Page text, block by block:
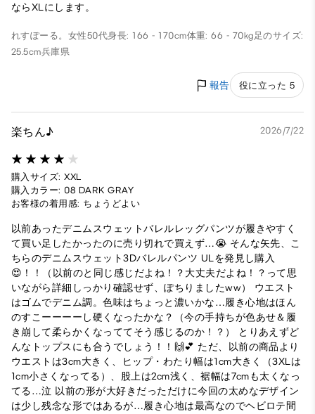
ならXLにします。
れすぽーる。 女性50代身長: 166 - 170cm体重: 66 - 70kg足のサイズ:
25.5cm兵庫県
報告 役に立った 5
楽ちん♪ 2026/7/22
購入サイズ: XXL
購入カラー: 08 DARK GRAY
お客様の着用感: ちょうどよい
以前あったデニムスウェットバレルレッグパンツが履きやすく
て買い足したかったのに売り切れで買えず…😭 そんな矢先、こ
ちらのデニムスウェット3Dバレルパンツ ULを発見し購入
😍！！（以前のと同じ感じだよね！？大丈夫だよね！？って思
いながら詳細しっかり確認せず、ぽちりましたww） ウエスト
はゴムでデニム調。色味はちょっと濃いかな…履き心地はほん
のすこーーーーし硬くなったかな？（今の手持ちが色あせ＆履
き崩して柔らかくなっててそう感じるのか！？） とりあえずど
んなトップスにも合うでしょう！！🙌💕 ただ、以前の商品より
ウエストは3cm大きく、ヒップ・わたり幅は1cm大きく（3XLは
1cm小さくなってる）、股上は2cm浅く、裾幅は7cmも太くなっ
てる…泣 以前の形が大好きだっただけに今回の太めなデザイン
は少し残念な形ではあるが…履き心地は最高なのでヘビロテ間